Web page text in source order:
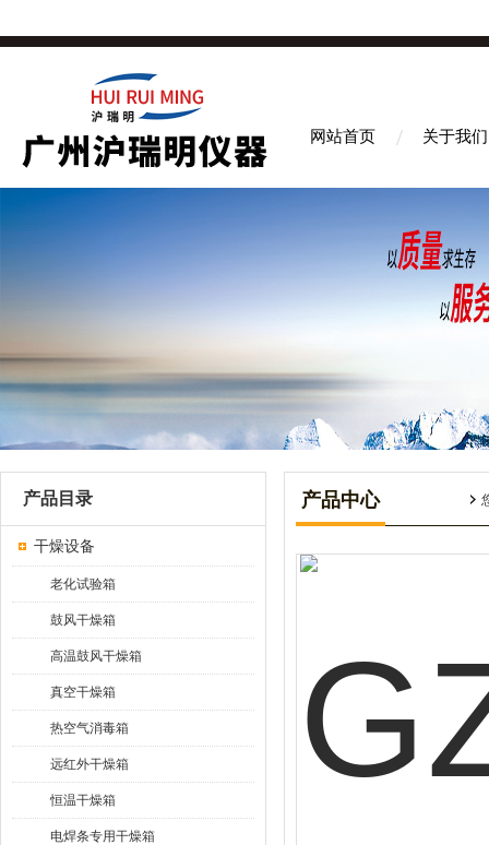
网站首页 关于我们
产品目录
干燥设备
老化试验箱
鼓风干燥箱
高温鼓风干燥箱
真空干燥箱
热空气消毒箱
远红外干燥箱
恒温干燥箱
电焊条专用干燥箱
产品中心